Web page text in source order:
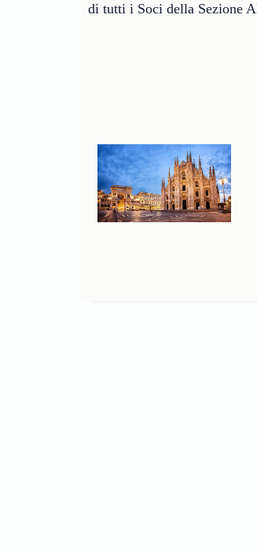
di tutti i Soci della Sezione